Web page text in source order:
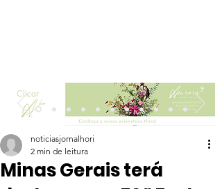
Clicar
Minas Gerais terá
noticiasjornalhori
2 min de leitura